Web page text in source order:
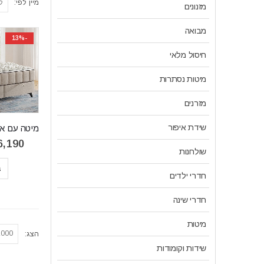
מיין לפי:
-13%
הצג:
מזנונים
מבואה
חיסול מלאי
מיטות נסתרות
מזרנים
שידת איפור
שולחנות
חדרי ילדים
חדרי שינה
מיטות
שידות וקומודות